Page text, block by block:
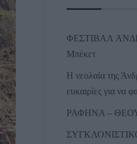
ΦΕΣΤΙΒΑΛ
Μπέκετ
Η νεολαία της
ευκαιρίες για να
ΡΑΦΗΝΑ –